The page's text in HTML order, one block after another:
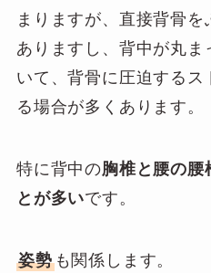
まりますが、直接背骨
ありますし、背中が丸ま
いて、背骨に圧迫するス
る場合が多くあります。
特に背中の胸椎と腰の腰
とが多いです。
姿勢も関係します。